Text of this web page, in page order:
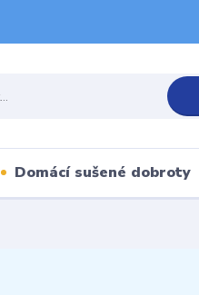
Domácí sušené dobroty